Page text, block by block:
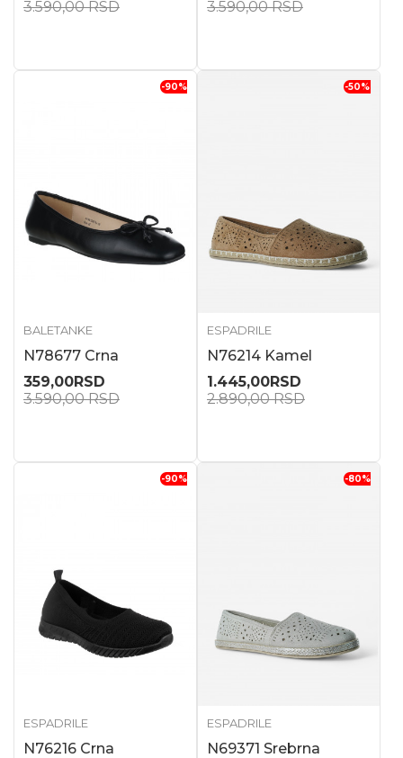
3.590,00RSD 3.590,00RSD
-90%
BALETANKE
N78677 Crna
359,00RSD
3.590,00RSD
-50%
ESPADRILE
N76214 Kamel
1.445,00RSD
2.890,00RSD
-90%
ESPADRILE
N76216 Crna
-80%
ESPADRILE
N69371 Srebrna